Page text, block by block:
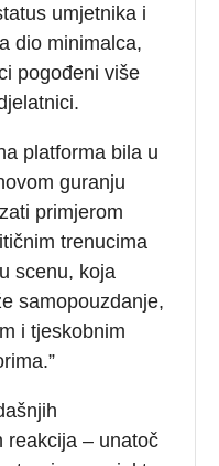
umjetnika i
dio minimalca,
pogođeni više
platforma bila u
guranju
primjerom
trenucima
scenu, koja
samopouzdanje,
i tjeskobnim
reakcija – unatoč